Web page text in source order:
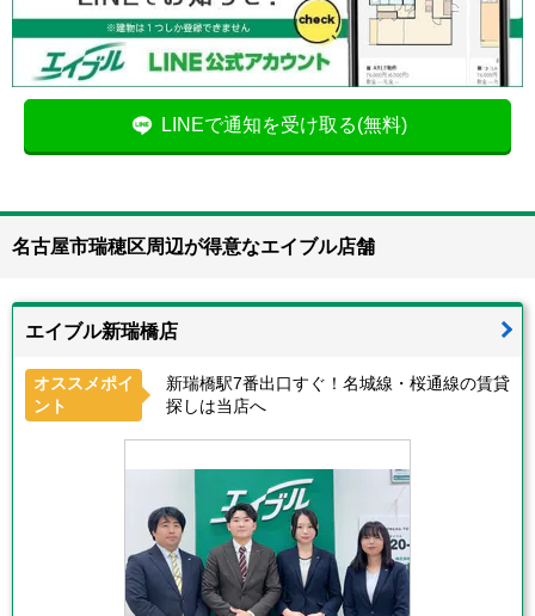
LINEで通知を受け取る(無料)
名古屋市瑞穂区周辺が得意なエイブル店舗
エイブル新瑞橋店
オススメポイ
ント
新瑞橋駅7番出口すぐ！名城線・桜通線の賃貸
探しは当店へ